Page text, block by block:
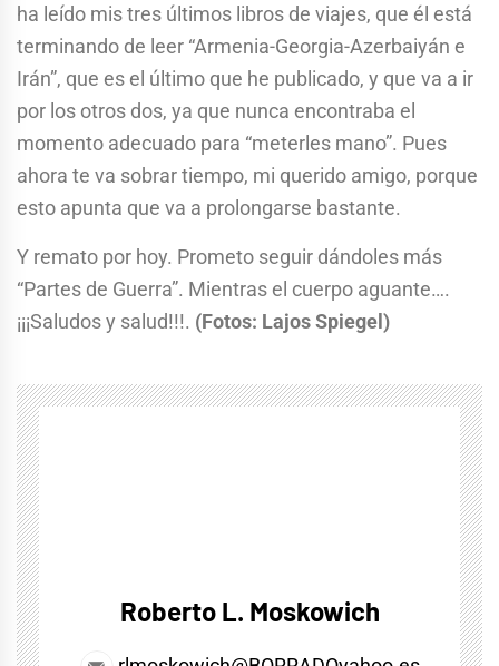
ha leído mis tres últimos libros de viajes, que él está
terminando de leer “Armenia-Georgia-Azerbaiyán e
Irán”, que es el último que he publicado, y que va a ir
por los otros dos, ya que nunca encontraba el
momento adecuado para “meterles mano”. Pues
ahora te va sobrar tiempo, mi querido amigo, porque
esto apunta que va a prolongarse bastante.
Y remato por hoy. Prometo seguir dándoles más
“Partes de Guerra”. Mientras el cuerpo aguante….
¡¡¡Saludos y salud!!!. (Fotos: Lajos Spiegel)
Roberto L. Moskowich